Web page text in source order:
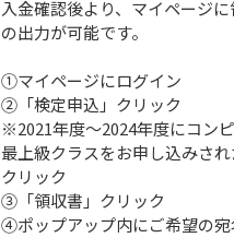
入金確認後より、マイページ
の出力が可能です。
①マイページにログイン
②「検定申込」クリック
※2021年度～2024年度にコン
最上級クラスをお申し込みさ
クリック
③「領収書」クリック
④ポップアップ内にご希望の